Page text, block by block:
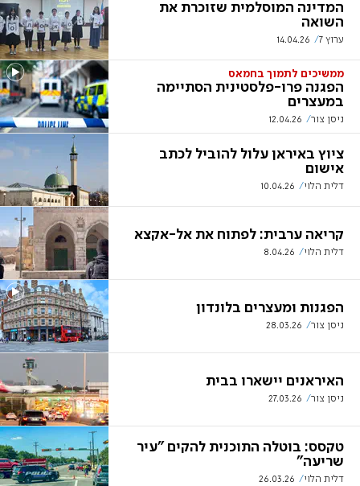
המדינה המוסלמית שזוכרת את
השואה
ערוץ 7 14.04.26
ממשיכים לתמוך בחמאס
הפגנה פרו-פלסטינית הסתיימה
במעצרים
ניסן צור 12.04.26
ציוץ באיראן עלול להוביל לכתב
אישום
דלית הלוי 10.04.26
קריאה ערבית: לפתוח את אל-אקצא
דלית הלוי 8.04.26
הפגנות ומעצרים בלונדון
ניסן צור 28.03.26
האיראנים יישארו בבית
ניסן צור 27.03.26
טקסס: בוטלה התוכנית להקים "עיר
שריעה"
דלית הלוי 26.03.26